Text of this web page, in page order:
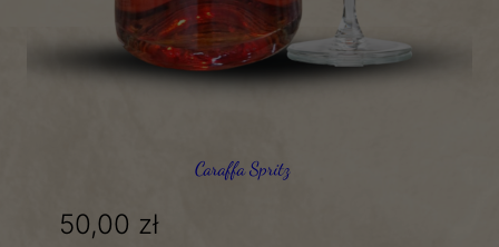
Caraffa Spritz
50,00 zł